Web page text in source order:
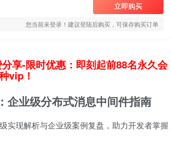
立即购买
您当前未登录！建议登陆后购买，可保存购买订单
享-限时优惠：即刻起前88名永久会
vip！
企业级分布式消息中间件指南
实现解析与企业级案例复盘，助力开发者掌握